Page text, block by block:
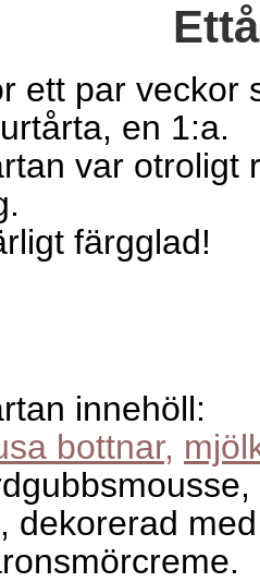
ett par veckor
en 1:a.
var otroligt
färgglad!
innehöll:
bottnar,
dekorerad